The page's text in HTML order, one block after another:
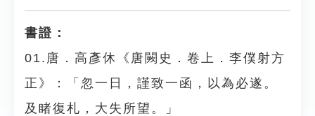
書證：
01.唐．高彥休《唐闕史．卷上．李僕射方
正》：「忽一日，謹致一函，以為必遂。
及睹復札，大失所望。」